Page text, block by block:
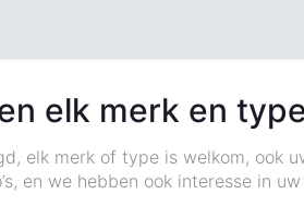
elk merk en
elk merk of type is welkom, ook
en we hebben ook interesse in